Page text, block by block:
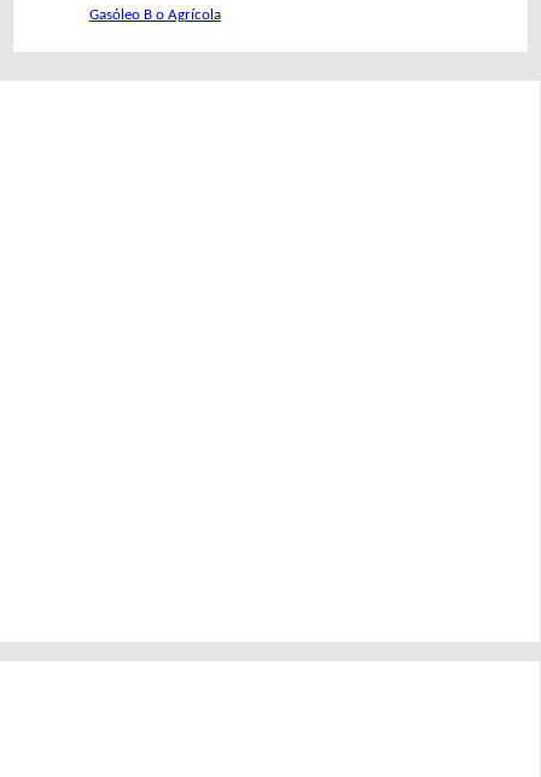
Gasóleo B o Agrícola